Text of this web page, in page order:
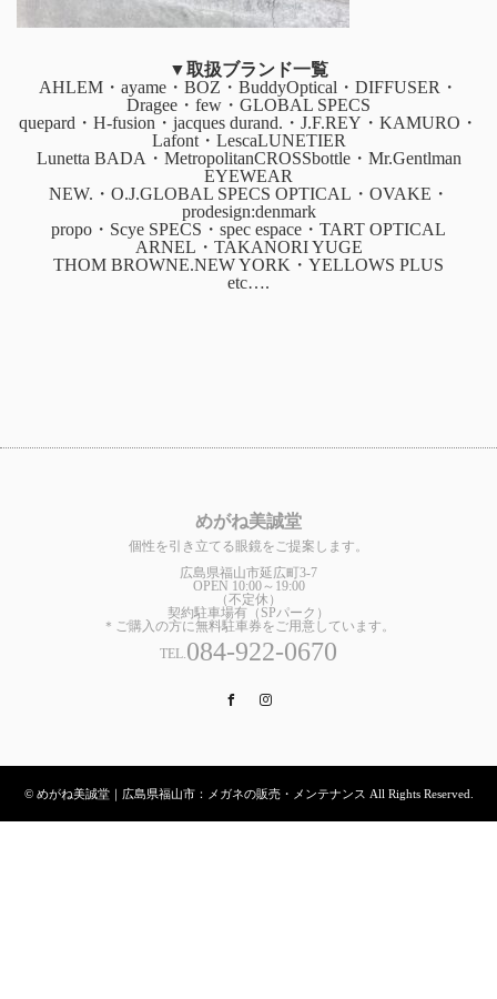
▼取扱ブランド一覧
AHLEM・ayame・BOZ・BuddyOptical・DIFFUSER・
Dragee・few・GLOBAL SPECS
quepard・H-fusion・jacques durand.・J.F.REY・KAMURO・
Lafont・LescaLUNETIER
Lunetta BADA・MetropolitanCROSSbottle・Mr.Gentlman
EYEWEAR
NEW.・O.J.GLOBAL SPECS OPTICAL・OVAKE・
prodesign:denmark
propo・Scye SPECS・spec espace・TART OPTICAL
ARNEL・TAKANORI YUGE
THOM BROWNE.NEW YORK・YELLOWS PLUS
etc….
めがね美誠堂
個性を引き立てる眼鏡をご提案します。
広島県福山市延広町3-7
OPEN 10:00～19:00
（不定休）
契約駐車場有（SPパーク）
＊ご購入の方に無料駐車券をご用意しています。
TEL.084-922-0670
Facebook
© めがね美誠堂｜広島県福山市：メガネの販売・メンテナンス All Rights Reserved.